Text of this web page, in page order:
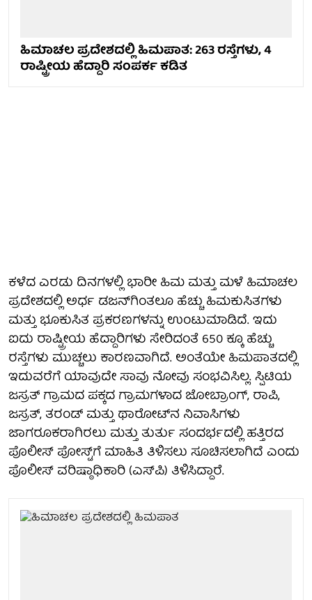
ಹಿಮಾಚಲ ಪ್ರದೇಶದಲ್ಲಿ ಹಿಮಪಾತ: 263 ರಸ್ತೆಗಳು, 4
ರಾಷ್ಟ್ರೀಯ ಹೆದ್ದಾರಿ ಸಂಪರ್ಕ ಕಡಿತ
ಕಳೆದ ಎರಡು ದಿನಗಳಲ್ಲಿ ಭಾರೀ ಹಿಮ ಮತ್ತು ಮಳೆ ಹಿಮಾಚಲ
ಪ್ರದೇಶದಲ್ಲಿ ಅರ್ಧ ಡಜನ್‌ಗಿಂತಲೂ ಹೆಚ್ಚು ಹಿಮಕುಸಿತಗಳು
ಮತ್ತು ಭೂಕುಸಿತ ಪ್ರಕರಣಗಳನ್ನು ಉಂಟುಮಾಡಿದೆ. ಇದು
ಐದು ರಾಷ್ಟ್ರೀಯ ಹೆದ್ದಾರಿಗಳು ಸೇರಿದಂತೆ 650 ಕ್ಕೂ ಹೆಚ್ಚು
ರಸ್ತೆಗಳು ಮುಚ್ಚಲು ಕಾರಣವಾಗಿದೆ. ಅಂತೆಯೇ ಹಿಮಪಾತದಲ್ಲಿ
ಇದುವರೆಗೆ ಯಾವುದೇ ಸಾವು ನೋವು ಸಂಭವಿಸಿಲ್ಲ. ಸ್ಪಿಟಿಯ
ಜಸ್ರತ್ ಗ್ರಾಮದ ಪಕ್ಕದ ಗ್ರಾಮಗಳಾದ ಜೋಬ್ರಾಂಗ್, ರಾಪಿ,
ಜಸ್ರತ್, ತರಂಡ್ ಮತ್ತು ಥಾರೋಟ್‌ನ ನಿವಾಸಿಗಳು
ಜಾಗರೂಕರಾಗಿರಲು ಮತ್ತು ತುರ್ತು ಸಂದರ್ಭದಲ್ಲಿ ಹತ್ತಿರದ
ಪೊಲೀಸ್ ಪೋಸ್ಟ್‌ಗೆ ಮಾಹಿತಿ ತಿಳಿಸಲು ಸೂಚಿಸಲಾಗಿದೆ ಎಂದು
ಪೊಲೀಸ್ ವರಿಷ್ಠಾಧಿಕಾರಿ (ಎಸ್‌ಪಿ) ತಿಳಿಸಿದ್ದಾರೆ.